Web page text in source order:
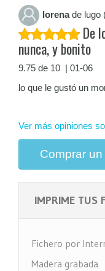
lorenade lugo
De
nunca, y bonito
9.75 de 10 | 01-06
lo que le gustó un
Ver más opiniones
Comprar
IMPRIME TUS
Fichero por
Madera grabada